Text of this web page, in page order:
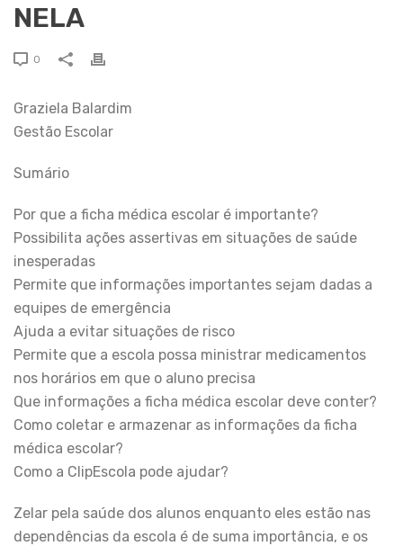
NELA
0
Graziela Balardim
Gestão Escolar
Sumário
Por que a ficha médica escolar é importante?
Possibilita ações assertivas em situações de saúde
inesperadas
Permite que informações importantes sejam dadas a
equipes de emergência
Ajuda a evitar situações de risco
Permite que a escola possa ministrar medicamentos
nos horários em que o aluno precisa
Que informações a ficha médica escolar deve conter?
Como coletar e armazenar as informações da ficha
médica escolar?
Como a ClipEscola pode ajudar?
Zelar pela saúde dos alunos enquanto eles estão nas
dependências da escola é de suma importância, e os